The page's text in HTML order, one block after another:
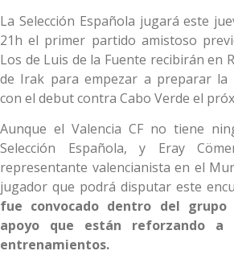
La Selección Española jugará este
21h el primer partido amistoso
Los de Luis de la Fuente recibirán en
de Irak para empezar a preparar la
con el debut contra Cabo Verde el
Aunque el Valencia CF no tiene
Selección Española, y Eray
representante valencianista en el
jugador que podrá disputar este
fue convocado dentro del
apoyo que están reforzando a
entrenamientos.